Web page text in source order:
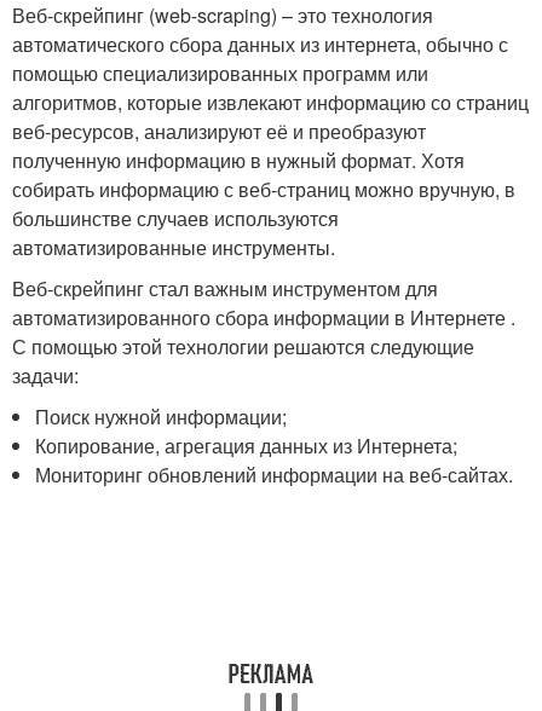
Веб-скрейпинг (web-scraping) – это технология
автоматического сбора данных из интернета, обычно с
помощью специализированных программ или
алгоритмов, которые извлекают информацию со страниц
веб-ресурсов, анализируют её и преобразуют
полученную информацию в нужный формат. Хотя
собирать информацию с веб-страниц можно вручную, в
большинстве случаев используются
автоматизированные инструменты.
Веб-скрейпинг стал важным инструментом для
автоматизированного сбора информации в Интернете .
С помощью этой технологии решаются следующие
задачи:
Поиск нужной информации;
Копирование, агрегация данных из Интернета;
Мониторинг обновлений информации на веб-сайтах.